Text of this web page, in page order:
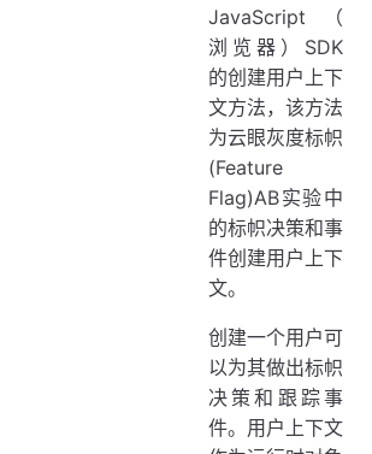
JavaScript（
浏览器）SDK
的创建用户上下
文方法，该方法
为云眼灰度标帜
(Feature
Flag)AB实验中
的标帜决策和事
件创建用户上下
文。
创建一个用户可
以为其做出标帜
决策和跟踪事
件。用户上下文